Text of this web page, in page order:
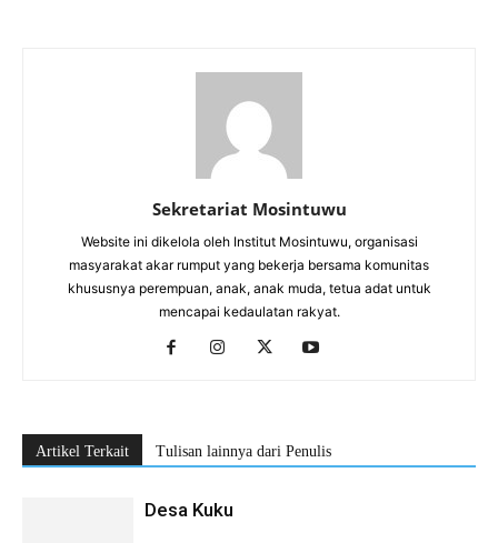
Sekretariat Mosintuwu
Website ini dikelola oleh Institut Mosintuwu, organisasi
masyarakat akar rumput yang bekerja bersama komunitas
khususnya perempuan, anak, anak muda, tetua adat untuk
mencapai kedaulatan rakyat.
Artikel Terkait Tulisan lainnya dari Penulis
Desa Kuku